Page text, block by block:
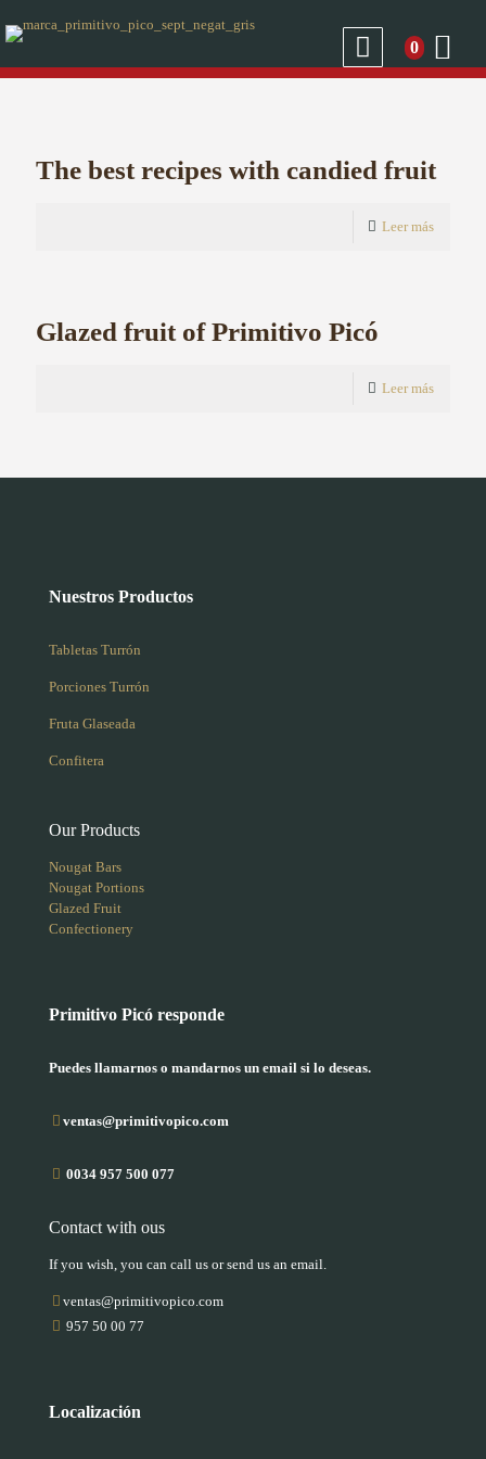
0
The best recipes with candied fruit
Leer más
Glazed fruit of Primitivo Picó
Leer más
Nuestros Productos
Tabletas Turrón
Porciones Turrón
Fruta Glaseada
Confitera
Our Products
Nougat Bars
Nougat Portions
Glazed Fruit
Confectionery
Primitivo Picó responde
Puedes llamarnos o mandarnos un email si lo deseas.
ventas@primitivopico.com
0034 957 500 077
Contact with ous
If you wish, you can call us or send us an email.
ventas@primitivopico.com
957 50 00 77
Localización